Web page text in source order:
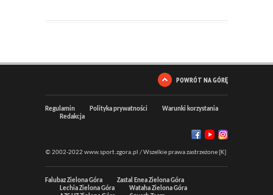
POWRÓT NA GÓRĘ
Regulamin Polityka prywatności
Warunki korzystania
Redakcja
© 2002-2022 www.sport.zgora.pl / Wszelkie prawa zastrzeżone [K]
Falubaz Zielona Góra
Zastal Enea Zielona Góra
Lechia Zielona Góra
Wataha Zielona Góra